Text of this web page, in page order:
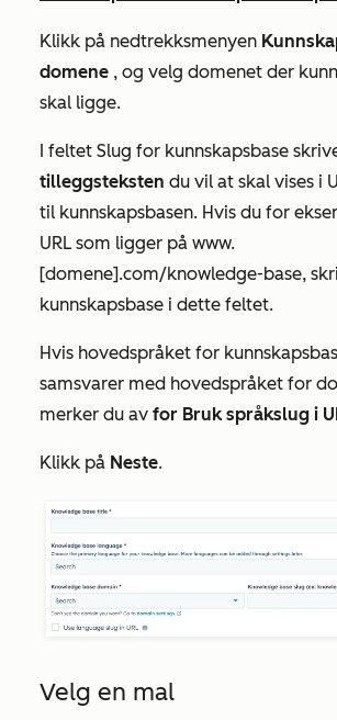
Klikk på nedtrekksmenyen
domene , og velg domenet der
skal ligge.
I feltet Slug for kunnskapsbase
tilleggsteksten du vil at skal vises i
til kunnskapsbasen. Hvis du for
URL som ligger på www.
[domene].com/knowledge-base,
kunnskapsbase i dette feltet.
Hvis hovedspråket for
samsvarer med hovedspråket for
merker du av for Bruk språkslug i
Klikk på Neste.
Velg en mal